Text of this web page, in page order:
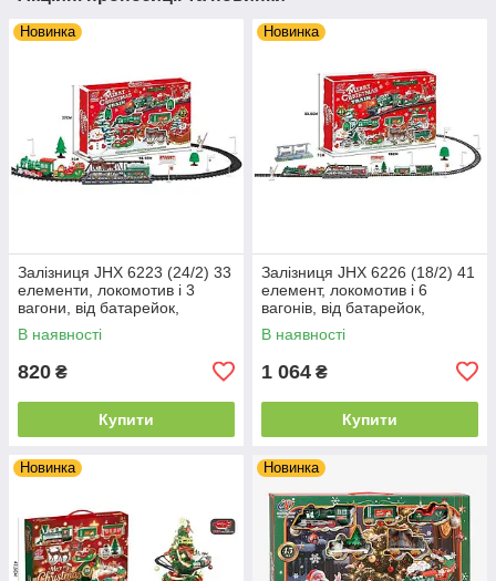
Новинка
Залізниця JHX 6223 (24/2) 33
елементи, локомотив і 3
вагони, від батарейок,
мелодія, підсвічування, в
коробці
В наявності
820 ₴
Купити
Новинка
Залізниця JHX 6226 (18/2) 41
елемент, локомотив і 6
вагонів, від батарейок,
мелодія, підсвічування, в
коробці
В наявності
1 064 ₴
Купити
Новинка Новинка